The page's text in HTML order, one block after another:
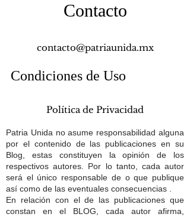
Contacto
contacto@patriaunida.mx
Condiciones de Uso
Política de Privacidad
Patria Unida no asume responsabilidad alguna
por el contenido de las publicaciones en su
Blog, estas constituyen la opinión de los
respectivos autores. Por lo tanto, cada autor
será el único responsable de o que publique
así como de las eventuales consecuencias .
En relación con el de las publicaciones que
constan en el BLOG, cada autor afirma,